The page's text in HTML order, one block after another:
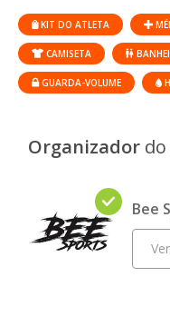
KIT DO ATLETA
CAMISETA
GUARDA-VOLUME
Organizador
Bee